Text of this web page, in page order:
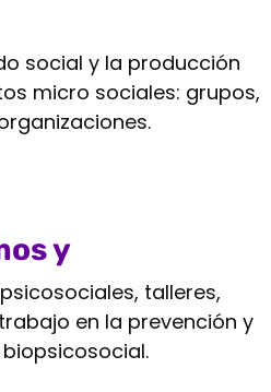
social y la producción
micro sociales: grupos,
y
talleres,
en la prevención y